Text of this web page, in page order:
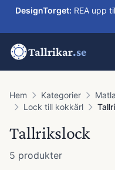
DesignTorget: REA upp
Tallrikar.se
Hem Kategorier
Lock till kokkärl
Tallrikslock
5 produkter